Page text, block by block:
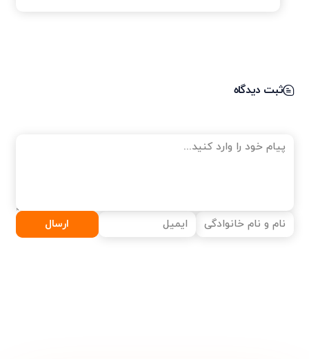
ثبت دیدگاه
ارسال